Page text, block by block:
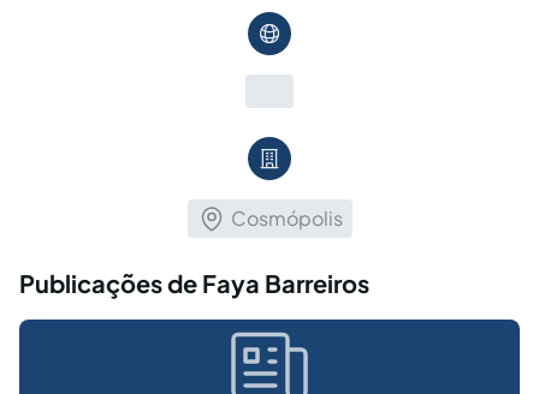
Cosmópolis
Publicações de Faya Barreiros